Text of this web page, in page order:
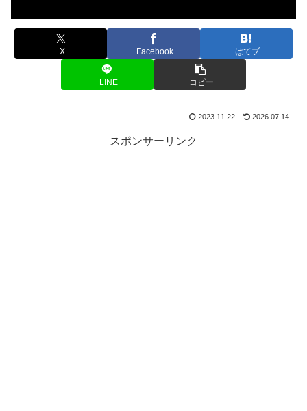
X Facebook はてブ
LINE コピー
2023.11.22 2026.07.14
スポンサーリンク